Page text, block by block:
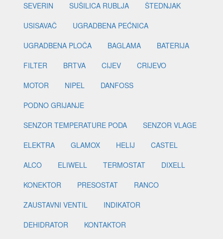
SEVERIN
SUŠILICA RUBLJA
ŠTEDNJAK
USISAVAČ
UGRADBENA PEĆNICA
UGRADBENA PLOČA
BAGLAMA
BATERIJA
FILTER
BRTVA CIJEV
CRIJEVO
MOTOR
NIPEL
DANFOSS
PODNO GRIJANJE
SENZOR TEMPERATURE PODA
SENZOR VLAGE
ELEKTRA
GLAMOX HELIJ
CASTEL
ALCO
ELIWELL TERMOSTAT
DIXELL
KONEKTOR
PRESOSTAT
RANCO
ZAUSTAVNI VENTIL
INDIKATOR
DEHIDRATOR
KONTAKTOR